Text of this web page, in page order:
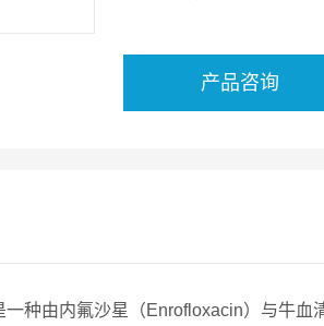
产品咨询
一种由内氟沙星（Enrofloxacin）与牛血